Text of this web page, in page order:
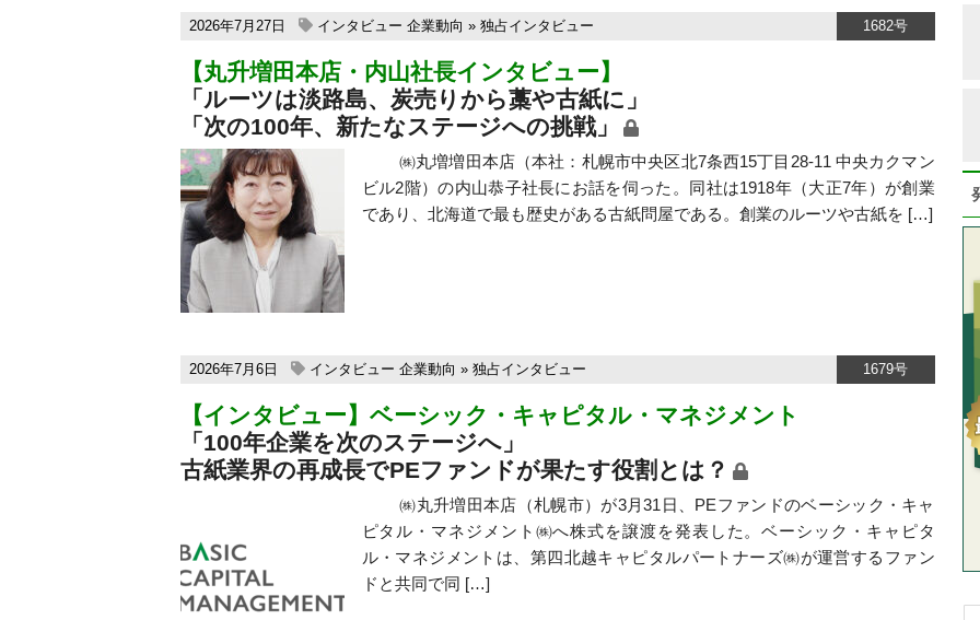
2026年7月27日 インタビュー 企業動向 » 独占インタビュー 1682号
【丸升増田本店・内山社長インタビュー】
「ルーツは淡路島、炭売りから藁や古紙に」
「次の100年、新たなステージへの挑戦」
㈱丸増増田本店（本社：札幌市中央区北7条西15丁目28-11 中央カクマン
ビル2階）の内山恭子社長にお話を伺った。同社は1918年（大正7年）が創業
であり、北海道で最も歴史がある古紙問屋である。創業のルーツや古紙を […]
2026年7月6日 インタビュー 企業動向 » 独占インタビュー 1679号
【インタビュー】ベーシック・キャピタル・マネジメント
「100年企業を次のステージへ」
古紙業界の再成長でPEファンドが果たす役割とは？
㈱丸升増田本店（札幌市）が3月31日、PEファンドのベーシック・キャ
ピタル・マネジメント㈱へ株式を譲渡を発表した。ベーシック・キャピタ
ル・マネジメントは、第四北越キャピタルパートナーズ㈱が運営するファン
ドと共同で同 […]